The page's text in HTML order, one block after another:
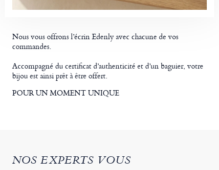
Nous vous offrons l’écrin Edenly avec chacune de vos
commandes.
Accompagné du certificat d’authenticité et d’un baguier, votre
bijou est ainsi prêt à être offert.
POUR UN MOMENT UNIQUE
NOS EXPERTS VOUS